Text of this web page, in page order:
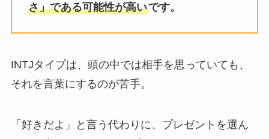
さ」である可能性が高いです。
INTJタイプは、頭の中では相手を思っていても、
それを言葉にするのが苦手。
「好きだよ」と言う代わりに、プレゼントを選ん